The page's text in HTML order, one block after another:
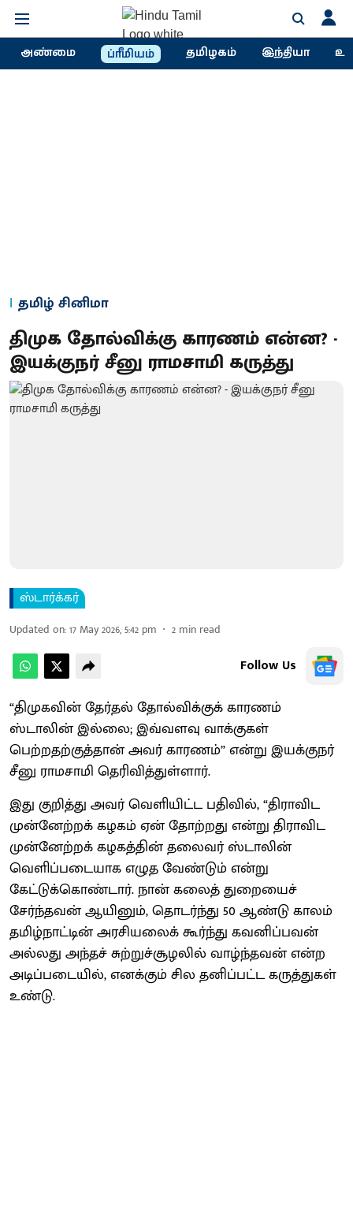
அண்மை ப்ரீமியம் தமிழகம் இந்தியா
தமிழ் சினிமா
திமுக தோல்விக்கு காரணம் என்ன? -
இயக்குநர் சீனு ராமசாமி கருத்து
ஸ்டார்க்கர்
Updated on:17 May 2026, 5:42 pm 2 min read
Follow Us
“திமுகவின் தேர்தல் தோல்விக்குக் காரணம்
ஸ்டாலின் இல்லை; இவ்வளவு வாக்குகள்
பெற்றதற்குத்தான் அவர் காரணம்” என்று இயக்குநர்
சீனு ராமசாமி தெரிவித்துள்ளார்.
இது குறித்து அவர் வெளியிட்ட பதிவில், “திராவிட
முன்னேற்றக் கழகம் ஏன் தோற்றது என்று திராவிட
முன்னேற்றக் கழகத்தின் தலைவர் ஸ்டாலின்
வெளிப்படையாக எழுத வேண்டும் என்று
கேட்டுக்கொண்டார். நான் கலைத் துறையைச்
சேர்ந்தவன் ஆயினும், தொடர்ந்து 50 ஆண்டு காலம்
தமிழ்நாட்டின் அரசியலைக் கூர்ந்து கவனிப்பவன்
அல்லது அந்தச் சுற்றுச்சூழலில் வாழ்ந்தவன் என்ற
அடிப்படையில், எனக்கும் சில தனிப்பட்ட கருத்துகள்
உண்டு.